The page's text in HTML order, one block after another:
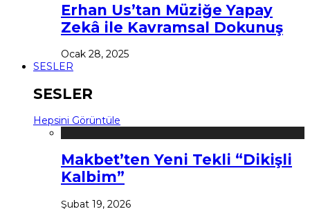
Erhan Us’tan Müziğe Yapay
Zekâ ile Kavramsal Dokunuş
Ocak 28, 2025
SESLER
SESLER
Hepsini Görüntüle
Makbet’ten Yeni Tekli “Dikişli
Kalbim”
Şubat 19, 2026